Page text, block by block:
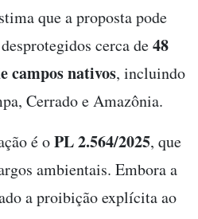
que a proposta pode
cerca de48
campos nativos, incluindo
Cerrado e Amazônia.
é oPL 2.564/2025, que
ambientais. Embora a
a proibição explícita ao